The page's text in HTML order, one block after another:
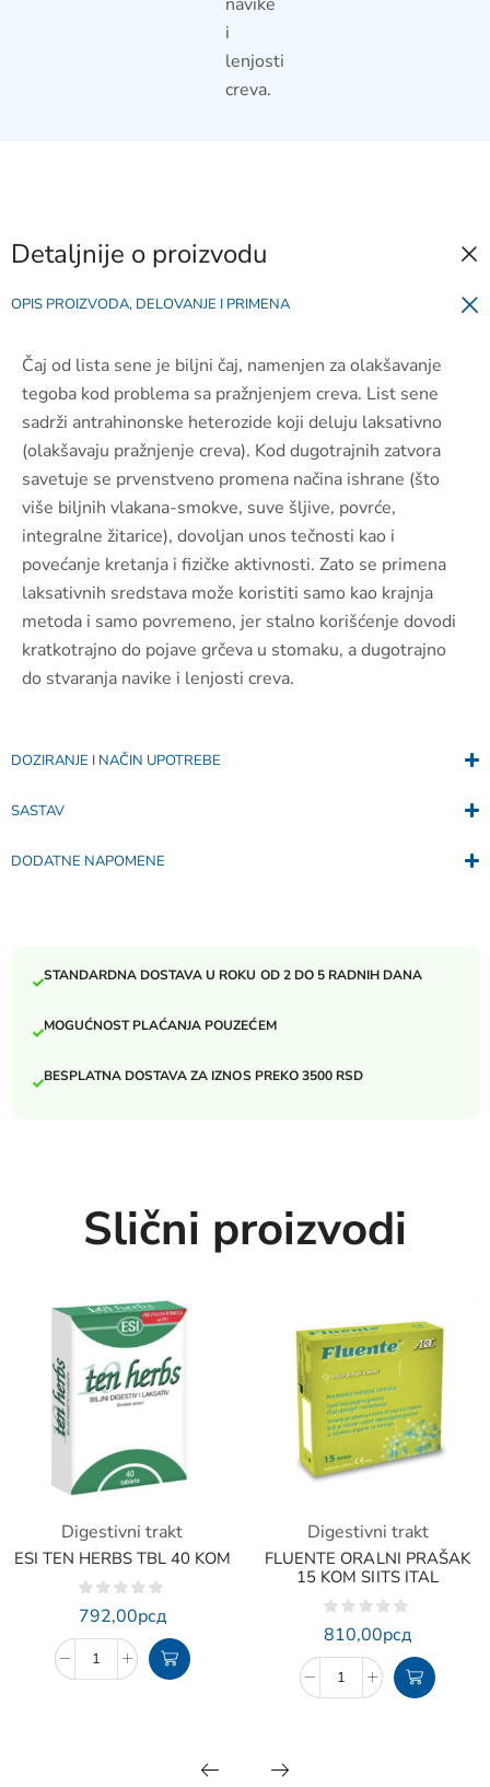
i
lenjosti
creva.
Detaljnije o proizvodu
OPIS PROIZVODA, DELOVANJE I PRIMENA
Čaj od lista sene je biljni čaj, namenjen za olakšavanje
tegoba kod problema sa pražnjenjem creva. List sene
sadrži antrahinonske heterozide koji deluju laksativno
(olakšavaju pražnjenje creva). Kod dugotrajnih zatvora
savetuje se prvenstveno promena načina ishrane (što
više biljnih vlakana-smokve, suve šljive, povrće,
integralne žitarice), dovoljan unos tečnosti kao i
povećanje kretanja i fizičke aktivnosti. Zato se primena
laksativnih sredstava može koristiti samo kao krajnja
metoda i samo povremeno, jer stalno korišćenje dovodi
kratkotrajno do pojave grčeva u stomaku, a dugotrajno
do stvaranja navike i lenjosti creva.
DOZIRANJE I NAČIN UPOTREBE
SASTAV
DODATNE NAPOMENE
STANDARDNA DOSTAVA U ROKU OD 2 DO 5 RADNIH DANA
MOGUĆNOST PLAĆANJA POUZEĆEM
BESPLATNA DOSTAVA ZA IZNOS PREKO 3500 RSD
Slični proizvodi
Digestivni trakt
ESI TEN HERBS TBL 40 KOM
792,00рсд
Digestivni trakt
FLUENTE ORALNI PRAŠAK
15 KOM SIITS ITAL
810,00рсд